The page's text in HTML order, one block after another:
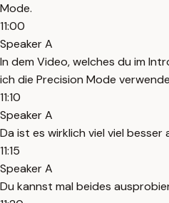
Mode.
11:00
Speaker A
In dem Video, welches du im
ich die Precision Mode
11:10
Speaker A
Da ist es wirklich viel viel
11:15
Speaker A
Du kannst mal beides